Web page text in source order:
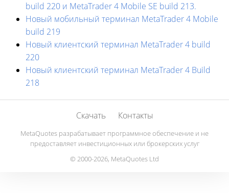
build 220 и MetaTrader 4 Mobile SE build 213.
Новый мобильный терминал MetaTrader 4 Mobile
build 219
Новый клиентский терминал MetaTrader 4 build
220
Новый клиентский терминал MetaTrader 4 Build
218
Скачать Контакты
MetaQuotes разрабатывает программное обеспечение и не
предоставляет инвестиционных или брокерских услуг
© 2000-2026, MetaQuotes Ltd